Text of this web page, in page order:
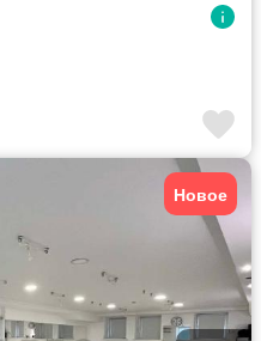
Новое